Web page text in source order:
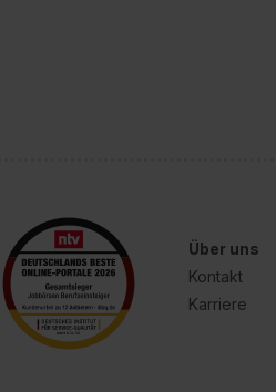
Über uns
Kontakt
Karriere